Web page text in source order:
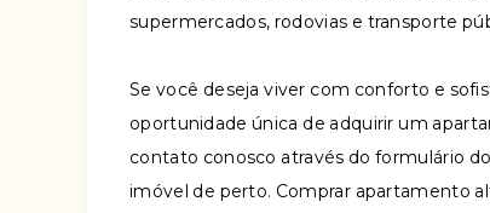
supermercados, rodovias e transporte
Se você deseja viver com conforto e
oportunidade única de adquirir um
contato conosco através do formulário
imóvel de perto. Comprar apartamento